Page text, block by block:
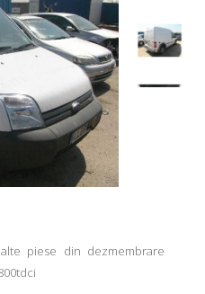
piese din dezmembrare